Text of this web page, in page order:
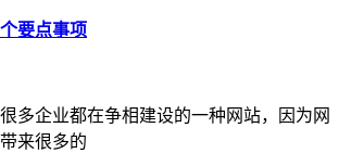
要点事项
多企业都在争相建设的一种网站，因为网
来很多的